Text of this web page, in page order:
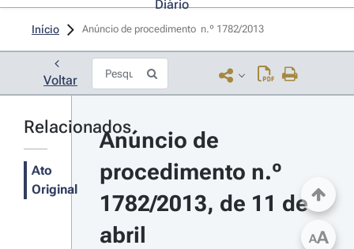
Diário
Início Anúncio de procedimento  n.º 1782/2013
Voltar
Relacionados
Ato
Original
Anúncio de
procedimento n.º
1782/2013, de 11 de
abril
AA